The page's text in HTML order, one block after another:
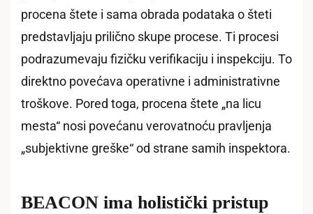
procena štete i sama obrada podataka o šteti
predstavljaju prilično skupe procese. Ti procesi
podrazumevaju fizičku verifikaciju i inspekciju. To
direktno povećava operativne i administrativne
troškove. Pored toga, procena štete „na licu
mesta“ nosi povećanu verovatnoću pravljenja
„subjektivne greške“ od strane samih inspektora.
BEACON ima holistički pristup